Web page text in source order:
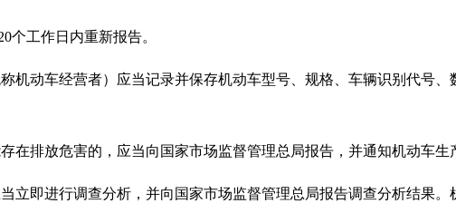
个工作日内重新报告。
机动车经营者）应当记录并保存机动车型号、规格、车辆识别代号
在排放危害的，应当向国家市场监督管理总局报告，并通知机动车生
立即进行调查分析，并向国家市场监督管理总局报告调查分析结果